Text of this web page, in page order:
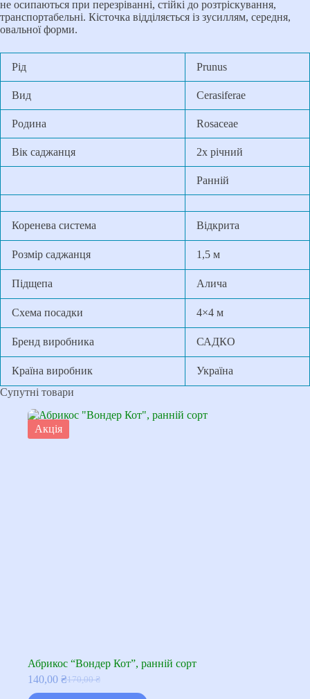
не осипаються при перезріванні, стійкі до розтріскування,
транспортабельні. Кісточка відділяється із зусиллям, середня,
овальної форми.
Рід Prunus
Вид Cerasiferae
Родина Rosaceae
Вік саджанця 2х річний
Ранній
Коренева система Відкрита
Розмір саджанця 1,5 м
Підщепа Алича
Схема посадки 4×4 м
Бренд виробника САДКО
Країна виробник
Україна
Супутні товари
Акція
Абрикос “Вондер Кот”, ранній сорт
170,00₴
Оригінальна
140,00 ₴Поточна